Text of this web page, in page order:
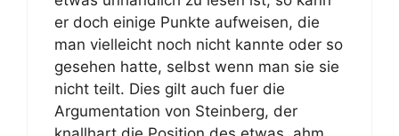
er doch einige Punkte aufweisen, die
man vielleicht noch nicht kannte oder so
gesehen hatte, selbst wenn man sie sie
nicht teilt. Dies gilt auch fuer die
Argumentation von Steinberg, der